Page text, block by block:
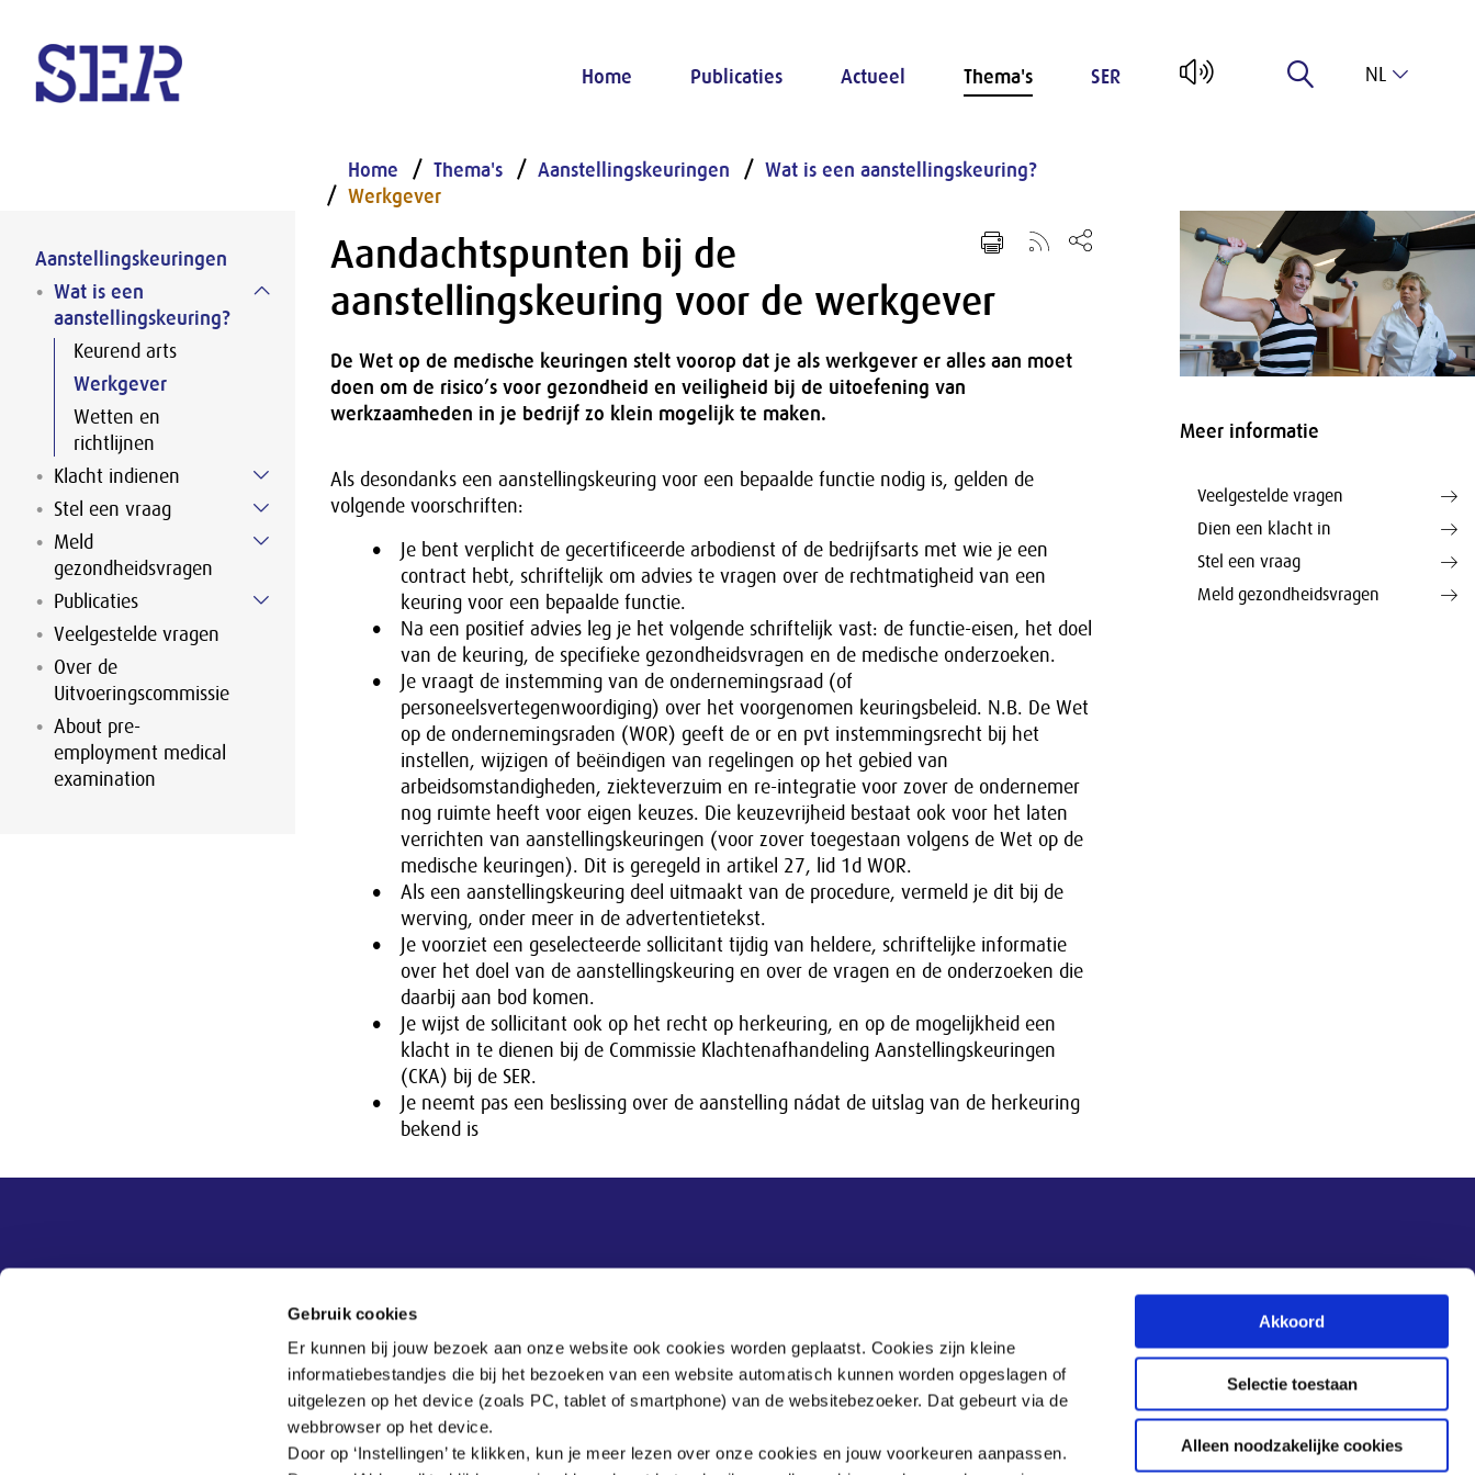
Gebruik cookies
Er kunnen bij jouw bezoek aan onze website ook cookies worden geplaatst. Cookies zijn kleine
informatiebestandjes die bij het bezoeken van een website automatisch kunnen worden opgeslagen of
uitgelezen op het device (zoals PC, tablet of smartphone) van de websitebezoeker. Dat gebeurt via de
webbrowser op het device.
Door op ‘Instellingen’ te klikken, kun je meer lezen over onze cookies en jouw voorkeuren aanpassen.
Akkoord
Selectie toestaan
Alleen noodzakelijke cookies
Home Publicaties Actueel Thema's SER NL
Aanstellingskeuringen
Wat is een
aanstellingskeuring?
Keurend arts
Werkgever
Wetten en
richtlijnen
Klacht indienen
Stel een vraag
Meld
gezondheidsvragen
Publicaties
Veelgestelde vragen
Over de
Uitvoeringscommissie
About pre-
employment medical
examination
Home Thema's Aanstellingskeuringen
Wat is een aanstellingskeuring?
Werkgever
Aandachtspunten bij de
aanstellingskeuring voor de werkgever
De Wet op de medische keuringen stelt voorop dat je als werkgever er alles aan moet
doen om de risico’s voor gezondheid en veiligheid bij de uitoefening van
werkzaamheden in je bedrijf zo klein mogelijk te maken.
Als desondanks een aanstellingskeuring voor een bepaalde functie nodig is, gelden de
volgende voorschriften:
Je bent verplicht de gecertificeerde arbodienst of de bedrijfsarts met wie je een
contract hebt, schriftelijk om advies te vragen over de rechtmatigheid van een
keuring voor een bepaalde functie.
Na een positief advies leg je het volgende schriftelijk vast: de functie-eisen, het doel
van de keuring, de specifieke gezondheidsvragen en de medische onderzoeken.
Je vraagt de instemming van de ondernemingsraad (of
personeelsvertegenwoordiging) over het voorgenomen keuringsbeleid. N.B. De Wet
op de ondernemingsraden (WOR) geeft de or en pvt instemmingsrecht bij het
instellen, wijzigen of beëindigen van regelingen op het gebied van
arbeidsomstandigheden, ziekteverzuim en re-integratie voor zover de ondernemer
nog ruimte heeft voor eigen keuzes. Die keuzevrijheid bestaat ook voor het laten
verrichten van aanstellingskeuringen (voor zover toegestaan volgens de Wet op de
medische keuringen). Dit is geregeld in artikel 27, lid 1d WOR.
Als een aanstellingskeuring deel uitmaakt van de procedure, vermeld je dit bij de
werving, onder meer in de advertentietekst.
Je voorziet een geselecteerde sollicitant tijdig van heldere, schriftelijke informatie
over het doel van de aanstellingskeuring en over de vragen en de onderzoeken die
daarbij aan bod komen.
Je wijst de sollicitant ook op het recht op herkeuring, en op de mogelijkheid een
klacht in te dienen bij de Commissie Klachtenafhandeling Aanstellingskeuringen
(CKA) bij de SER.
Je neemt pas een beslissing over de aanstelling nádat de uitslag van de herkeuring
bekend is
Meer informatie
Veelgestelde vragen
Dien een klacht in
Stel een vraag
Meld gezondheidsvragen
Nieuwsupdate
Inschrijven
Contact
Tel:070 - 3 499 499
Veelgestelde vragen
Postbus 90405
2509 LK Den Haag